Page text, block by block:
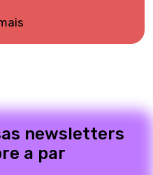
newsletters
a par